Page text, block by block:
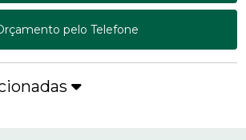
pelo Telefone